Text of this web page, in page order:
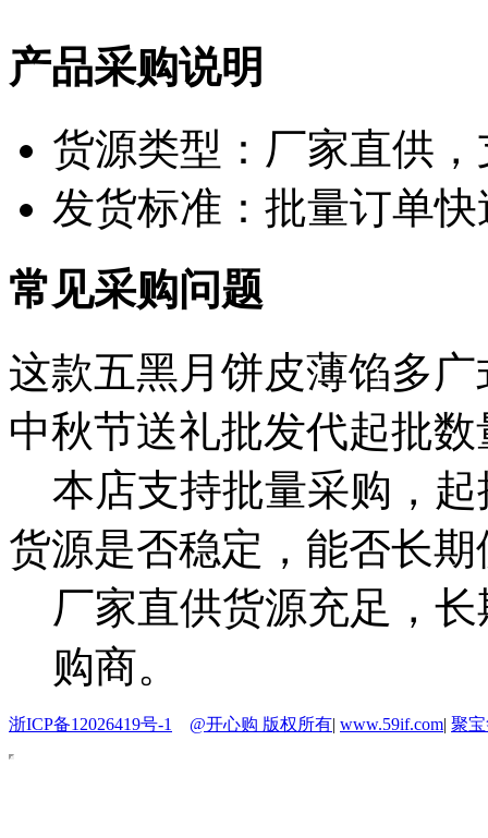
产品采购说明
货源类型：厂家直供
发货标准：批量订单
常见采购问题
这款五黑月饼皮薄馅多
中秋节送礼批发代起批
本店支持批量采购，
货源是否稳定，能否长期
厂家直供货源充足，
购商。
浙ICP备12026419号-1 @开心购 版权所有| www.59if.com| 聚